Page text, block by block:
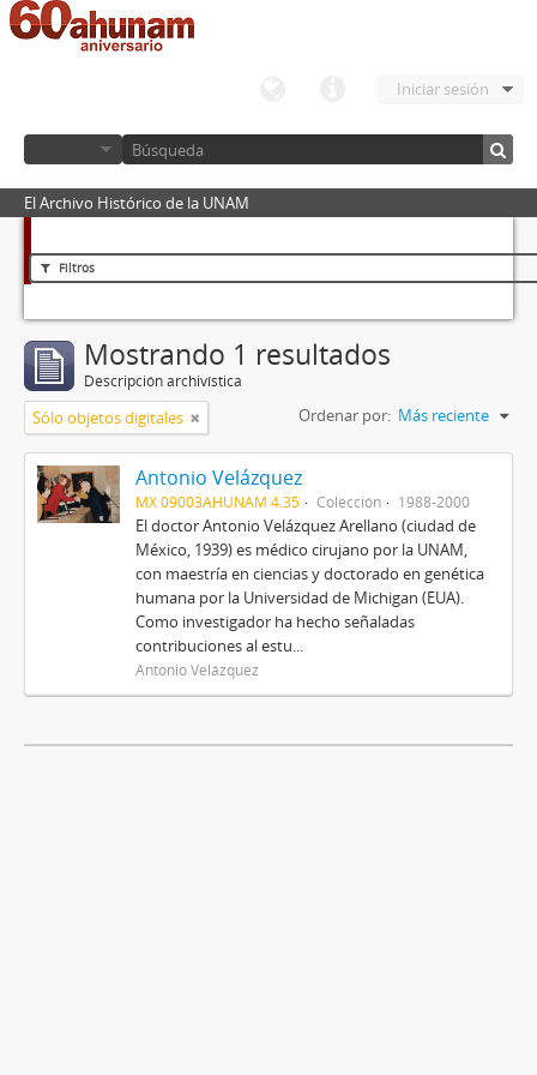
Iniciar sesión
El Archivo Histórico de la UNAM
Filtros
Mostrando 1 resultados
Descripción archivística
Sólo objetos digitales Ordenar por: Más reciente
Antonio Velázquez
MX 09003AHUNAM 4.35 Colección 1988-2000
El doctor Antonio Velázquez Arellano (ciudad de
México, 1939) es médico cirujano por la UNAM,
con maestría en ciencias y doctorado en genética
humana por la Universidad de Michigan (EUA).
Como investigador ha hecho señaladas
contribuciones al estu...
Antonio Velázquez